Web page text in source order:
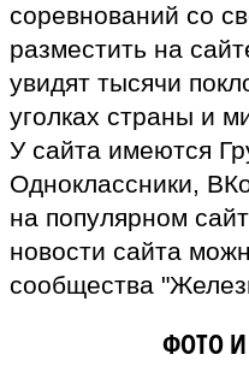
соревнований со
разместить на
увидят тысячи
уголках страны и
У сайта имеются
Одноклассники,
на популярном
новости сайта
сообщества
ФОТО